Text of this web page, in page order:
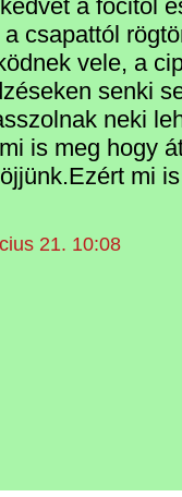
a focitól
csapattól
vele, a
senki
neki
is meg hogy
mi
21. 10:08